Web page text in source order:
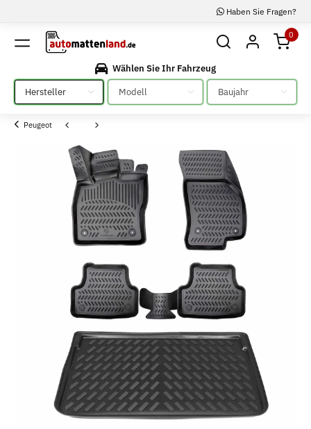
Haben Sie Fragen?
0
Wählen Sie Ihr Fahrzeug
Bitte auswählen
Bitte auswählen Bitte auswählen
Peugeot